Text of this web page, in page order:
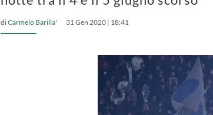
diCarmelo Barilla' 31 Gen 2020 | 18:41